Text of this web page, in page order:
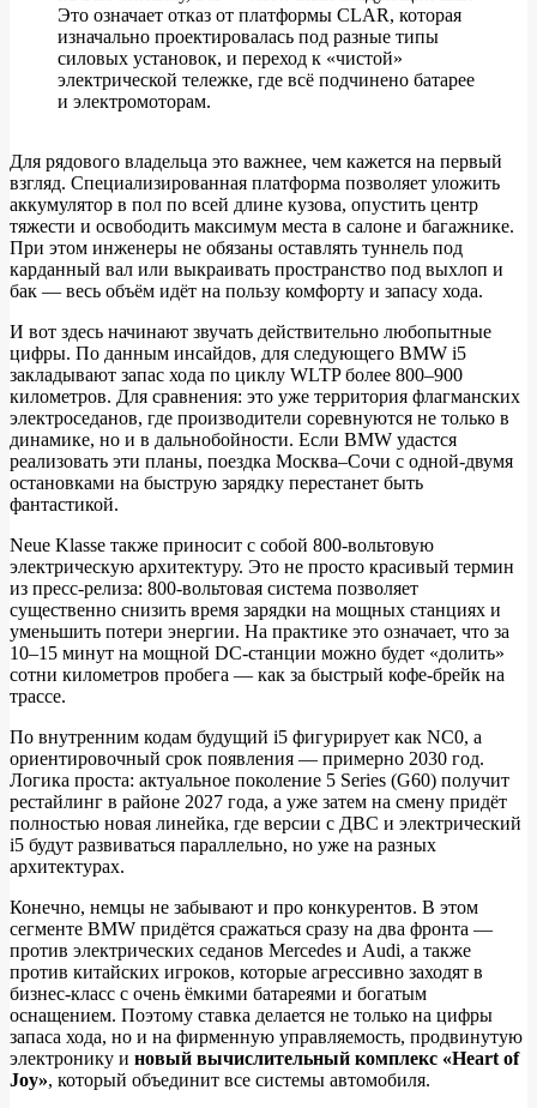
Это означает отказ от платформы CLAR, которая
изначально проектировалась под разные типы
силовых установок, и переход к «чистой»
электрической тележке, где всё подчинено батарее
и электромоторам.
Для рядового владельца это важнее, чем кажется на первый
взгляд. Специализированная платформа позволяет уложить
аккумулятор в пол по всей длине кузова, опустить центр
тяжести и освободить максимум места в салоне и багажнике.
При этом инженеры не обязаны оставлять туннель под
карданный вал или выкраивать пространство под выхлоп и
бак — весь объём идёт на пользу комфорту и запасу хода.
И вот здесь начинают звучать действительно любопытные
цифры. По данным инсайдов, для следующего BMW i5
закладывают запас хода по циклу WLTP более 800–900
километров. Для сравнения: это уже территория флагманских
электроседанов, где производители соревнуются не только в
динамике, но и в дальнобойности. Если BMW удастся
реализовать эти планы, поездка Москва–Сочи с одной‑двумя
остановками на быструю зарядку перестанет быть
фантастикой.
Neue Klasse также приносит с собой 800‑вольтовую
электрическую архитектуру. Это не просто красивый термин
из пресс‑релиза: 800‑вольтовая система позволяет
существенно снизить время зарядки на мощных станциях и
уменьшить потери энергии. На практике это означает, что за
10–15 минут на мощной DC‑станции можно будет «долить»
сотни километров пробега — как за быстрый кофе-брейк на
трассе.
По внутренним кодам будущий i5 фигурирует как NC0, а
ориентировочный срок появления — примерно 2030 год.
Логика проста: актуальное поколение 5 Series (G60) получит
рестайлинг в районе 2027 года, а уже затем на смену придёт
полностью новая линейка, где версии с ДВС и электрический
i5 будут развиваться параллельно, но уже на разных
архитектурах.
Конечно, немцы не забывают и про конкурентов. В этом
сегменте BMW придётся сражаться сразу на два фронта —
против электрических седанов Mercedes и Audi, а также
против китайских игроков, которые агрессивно заходят в
бизнес‑класс с очень ёмкими батареями и богатым
оснащением. Поэтому ставка делается не только на цифры
запаса хода, но и на фирменную управляемость, продвинутую
электронику и новый вычислительный комплекс «Heart of
Joy», который объединит все системы автомобиля.